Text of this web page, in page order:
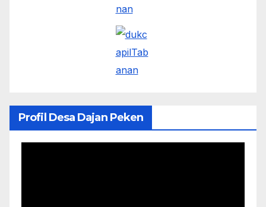
Profil Desa Dajan Peken